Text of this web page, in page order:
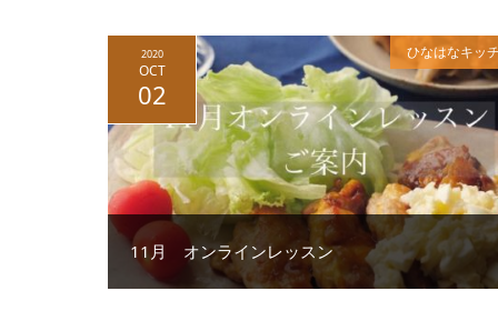
11月 オンラインレッスン
2020
OCT
02
ひなはなキッ